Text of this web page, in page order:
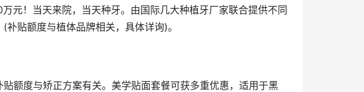
元！当天来院，当天种牙。由国际几大种植牙厂家联合提供不同
贴额度与植体品牌相关，具体详询)。
额度与矫正方案有关。美学贴面套餐可获多重优惠，适用于黑